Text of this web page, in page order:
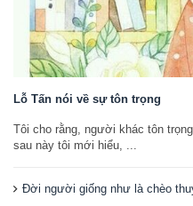
Lỗ Tấn nói về sự tôn trọng
Tôi cho rằng, người khác tôn
sau này tôi mới hiểu, ...
Đời người giống như là chèo